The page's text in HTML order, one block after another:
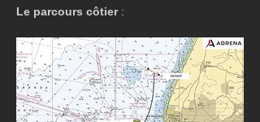
Le parcours côtier :